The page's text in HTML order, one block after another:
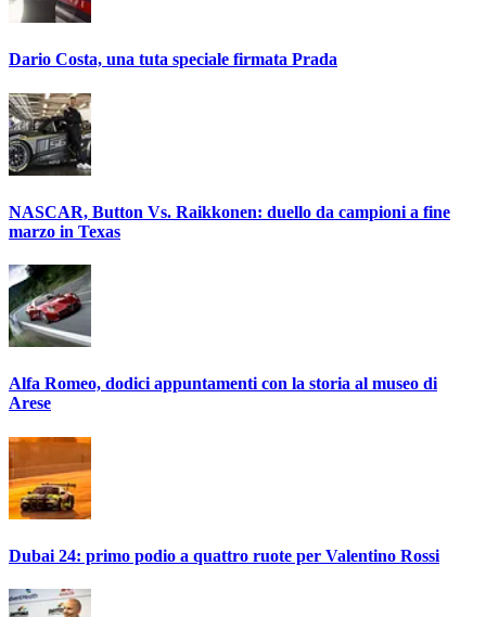
Dario Costa, una tuta speciale firmata Prada
NASCAR, Button Vs. Raikkonen: duello da campioni a fine
marzo in Texas
Alfa Romeo, dodici appuntamenti con la storia al museo di
Arese
Dubai 24: primo podio a quattro ruote per Valentino Rossi